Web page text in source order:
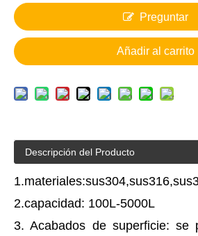
Preguntar
Añadir al carrito
Descripción del Producto
2.capacidad: 100L-5000L
3. Acabados de superficie: se